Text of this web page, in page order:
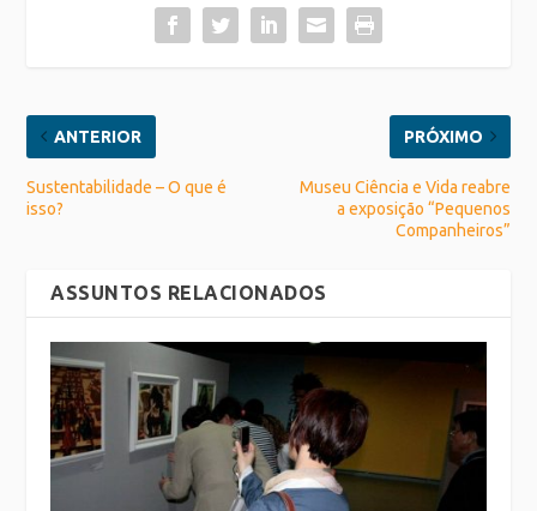
ANTERIOR
Sustentabilidade – O que é
isso?
PRÓXIMO
Museu Ciência e Vida reabre
a exposição “Pequenos
Companheiros”
ASSUNTOS RELACIONADOS